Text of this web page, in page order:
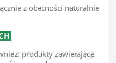
z obecności naturalnie
produkty zawierające